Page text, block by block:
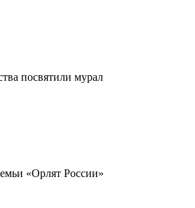
посвятили мурал
«Орлят России»